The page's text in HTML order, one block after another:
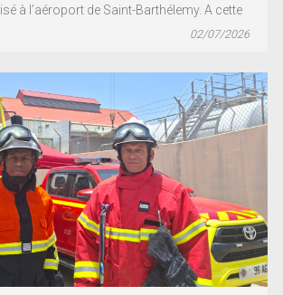
à l’aéroport de Saint-Barthélemy. A cette
02/07/2026